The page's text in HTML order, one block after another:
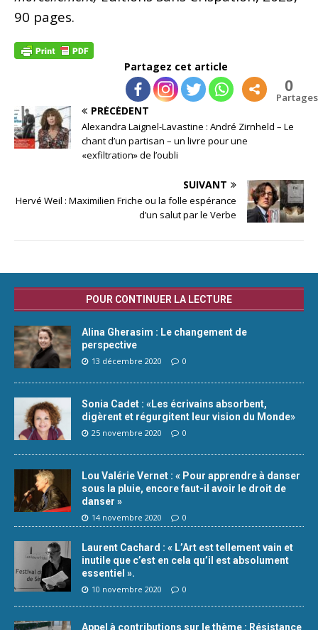
90 pages.
Partagez cet article
0
Partages
PRÉCÉDENT
Alexandra Laignel-Lavastine : André Zirnheld – Le
chant d’un partisan – un livre pour une
«exfiltration» de l’oubli
SUIVANT
Hervé Weil : Maximilien Friche ou la folle espérance
d’un salut par le Verbe
POUR CONTINUER LA LECTURE
Alina Gherasim : Le changement de
perspective
13 décembre 2020 0
Sonia Cadet : «Les écrivains absorbent,
digèrent et régurgitent leur vision du Monde»
25 novembre 2020 0
Lou Valérie Vernet : « Pour apprendre à danser
sous la pluie, encore faut-il avoir le droit de
danser »
14 novembre 2020 0
Laurent Cachard : « L’Art est tellement vain et
inutile que c’est en cela qu’il est absolument
essentiel ».
10 novembre 2020 0
Appel à contributions sur le thème : Résistance